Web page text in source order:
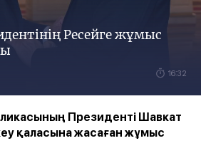
Ресейге жұмыс
16:32
Президенті Шавкат
қаласына жасаған жұмыс